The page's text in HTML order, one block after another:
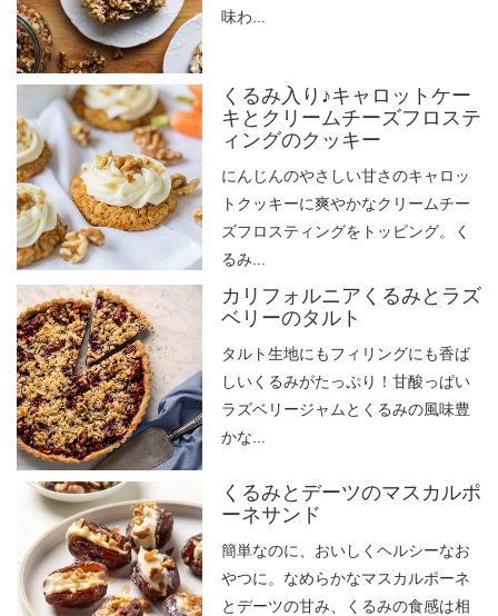
味わ...
くるみ入り♪キャロットケー
キとクリームチーズフロステ
ィングのクッキー
にんじんのやさしい甘さのキャロッ
トクッキーに爽やかなクリームチー
ズフロスティングをトッピング。く
るみ...
カリフォルニアくるみとラズ
ベリーのタルト
タルト生地にもフィリングにも香ば
しいくるみがたっぷり！甘酸っぱい
ラズベリージャムとくるみの風味豊
かな...
くるみとデーツのマスカルポ
ーネサンド
簡単なのに、おいしくヘルシーなお
やつに。なめらかなマスカルポーネ
とデーツの甘み、くるみの食感は相